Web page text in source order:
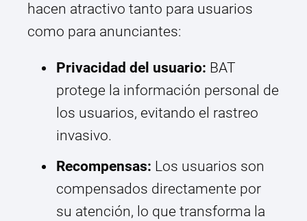
hacen atractivo tanto para usuarios
como para anunciantes:
Privacidad del usuario: BAT
protege la información personal de
los usuarios, evitando el rastreo
invasivo.
Recompensas: Los usuarios son
compensados directamente por
su atención, lo que transforma la